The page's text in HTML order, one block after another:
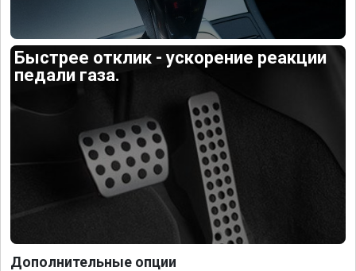
Быстрее отклик - ускорение реакции
педали газа.
Дополнительные опции